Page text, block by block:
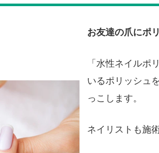
お友達の爪にポ
「水性ネイルポ
いるポリッシュ
っこします。
ネイリストも施